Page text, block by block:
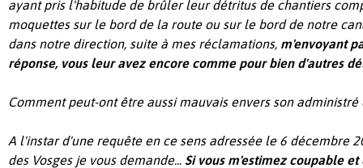
ayant pris l'habitude de brûler leur détritus de chantiers
moquettes sur le bord de la route ou sur le bord de notre
dans notre direction, suite à mes réclamations, m'envoyant
réponse, vous leur avez encore comme pour bien d'autres
Comment peut-ont être aussi mauvais envers son
A l'instar d'une requête en ce sens adressée le 6 décembre
des Vosges je vous demande... Si vous m'estimez coupable